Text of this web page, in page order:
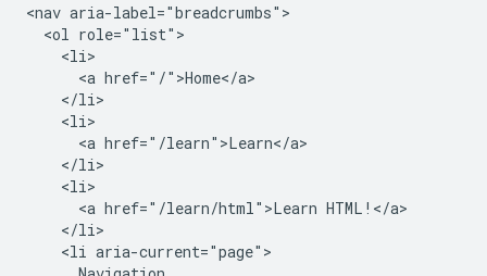
<nav aria-label="breadcrumbs">
  <ol role="list">
    <li>
      <a href="/">Home</a>
    </li>
    <li>
      <a href="/learn">Learn</a>
    </li>
    <li>
      <a href="/learn/html">Learn HTML!</a>
    </li>
    <li aria-current="page">